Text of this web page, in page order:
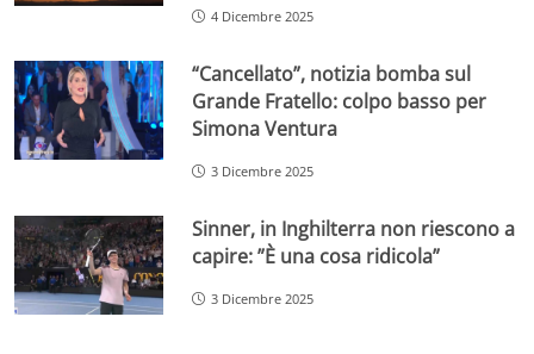
4 Dicembre 2025
“Cancellato”, notizia bomba sul
Grande Fratello: colpo basso per
Simona Ventura
3 Dicembre 2025
Sinner, in Inghilterra non riescono a
capire: ”È una cosa ridicola”
3 Dicembre 2025